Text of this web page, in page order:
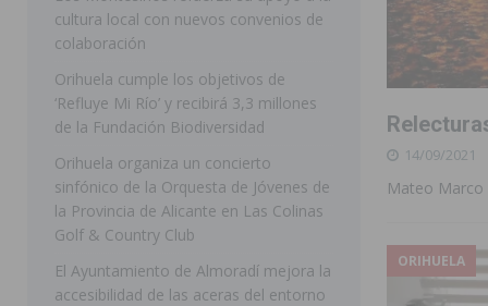
[ 07/08/2026 ] La Generalitat impulsa el
[ 07/08/2026 ] Benferri ya se prepara para dar
Bigastro se viste de gala para la
[ 07/08/2026 ] Rojales clausura con éxito las Fiestas
[ 08/08/2026 ] Controlado un incendio en la cocina
[ 08/08/2026 ] Benferri da comienzo a sus fiestas
14/09/2021
Mateo Marco
ORIHUELA
cultura local con nuevos convenios de
colaboración
Orihuela cumple los objetivos de
‘Refluye Mi Río’ y recibirá 3,3 millones
de la Fundación Biodiversidad
Orihuela organiza un concierto
sinfónico de la Orquesta de Jóvenes de
la Provincia de Alicante en Las Colinas
Golf & Country Club
El Ayuntamiento de Almoradí mejora la
accesibilidad de las aceras del entorno